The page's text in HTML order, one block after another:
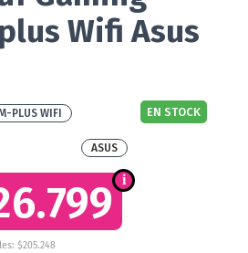
Wifi Asus
PLUS WIFI EN STOCK
ASUS
$205.248